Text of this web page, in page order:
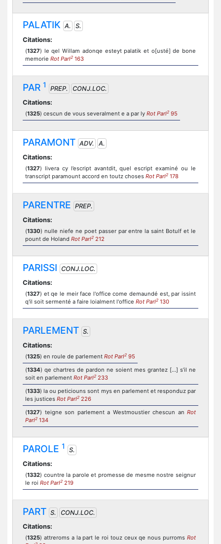
PALATIK A.
S.
Citations:
(1327) le qel Willam adonqe esteyt palatik et o[usté] de bone
memorie Rot Parl2 163
PAR 1 PREP.
CONJ.LOC.
Citations:
(1325) cescun de vous severalment e a par ly Rot Parl2 95
PARAMONT ADV.
A.
Citations:
(1327) livera cy l’escript avantdit, quel escript examiné ou le
transcript paramount accord en toutz choses Rot Parl2 178
PARENTRE PREP.
Citations:
(1330) nulle niefe ne poet passer par entre la saint Botulf et le
pount de Holand Rot Parl2 212
PARISSI
CONJ.LOC.
Citations:
(1327) et qe le meir face l'office come demaundé est, par issint
q'il soit sermenté a faire loialment l'office Rot Parl2 130
PARLEMENT S.
Citations:
(1325) en roule de parlement Rot Parl2 95
(1334) qe chartres de pardon ne soient mes grantez [...] s’il ne
soit en parlement Rot Parl2 233
(1333) la ou peticiouns sont mys en parlement et responduz par
les justices Rot Parl2 226
(1327) teigne son parlement a Westmoustier chescun an Rot
Parl2 134
PAROLE 1
S.
Citations:
(1332) countre la parole et promesse de mesme nostre seignur
le roi Rot Parl2 219
PART S.
CONJ.LOC.
Citations:
(1325) attreroms a la part le roi touz ceux qe nous purroms Rot